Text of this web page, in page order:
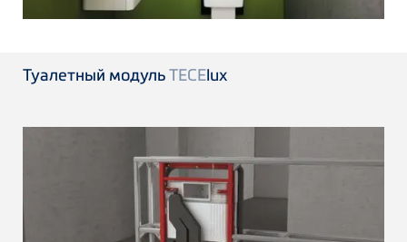
Туалетный модульTECElux